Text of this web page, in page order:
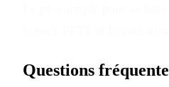
Questions